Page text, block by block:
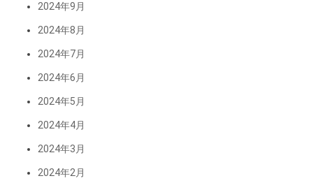
2024年9月
2024年8月
2024年7月
2024年6月
2024年5月
2024年4月
2024年3月
2024年2月